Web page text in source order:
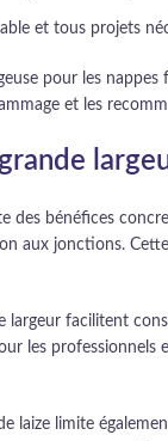
et tous projets
pour les
et les
des bénéfices
aux jonctions.
facilitent
les
laize limite